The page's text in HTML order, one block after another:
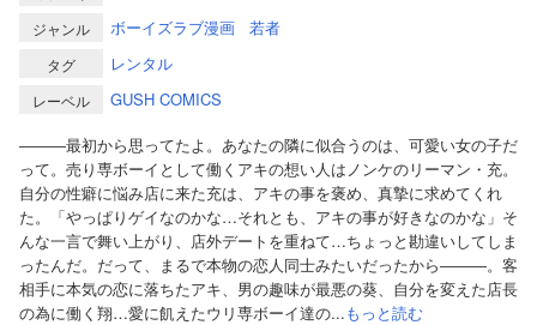
ジャンル ボーイズラブ漫画 若者
タグ レンタル
レーベル
GUSH COMICS
―――最初から思ってたよ。あなたの隣に似合うのは、可愛い女の子だ
って。売り専ボーイとして働くアキの想い人はノンケのリーマン・充。
自分の性癖に悩み店に来た充は、アキの事を褒め、真摯に求めてくれ
た。「やっぱりゲイなのかな…それとも、アキの事が好きなのかな」そ
んな一言で舞い上がり、店外デートを重ねて…ちょっと勘違いしてしま
ったんだ。だって、まるで本物の恋人同士みたいだったから―――。客
相手に本気の恋に落ちたアキ、男の趣味が最悪の葵、自分を変えた店長
の為に働く翔…愛に飢えたウリ専ボーイ達の...もっと読む